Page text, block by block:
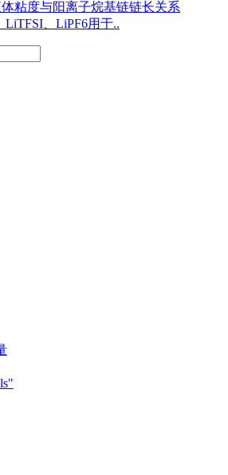
体粘度与阳离子烷基链链长关系
LiTFSI、LiPF6用于..